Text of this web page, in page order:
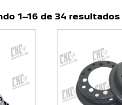
1–16 de 34 resultados